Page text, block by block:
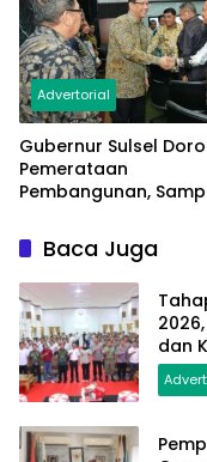
Advertorial
Gubernur Sulsel
Pemerataan
Pembangunan,
RI Baca Juga
dan